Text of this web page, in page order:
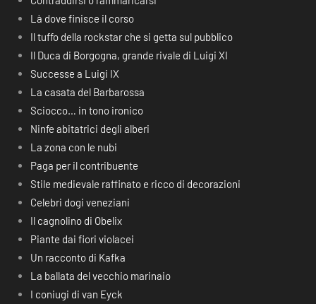
Là dove finisce il corso
Il tuffo della rockstar che si getta sul pubblico
Il Duca di Borgogna, grande rivale di Luigi XI
Successe a Luigi IX
La casata del Barbarossa
Sciocco… in tono ironico
Ninfe abitatrici degli alberi
La zona con le nubi
Paga per il contribuente
Stile medievale raffinato e ricco di decorazioni
Celebri dogi veneziani
Il cagnolino di Obelix
Piante dai fiori violacei
Un racconto di Kafka
La ballata del vecchio marinaio
I coniugi di van Eyck